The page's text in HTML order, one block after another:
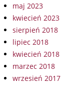
maj 2023
kwiecień 2023
sierpień 2018
lipiec 2018
kwiecień 2018
marzec 2018
wrzesień 2017